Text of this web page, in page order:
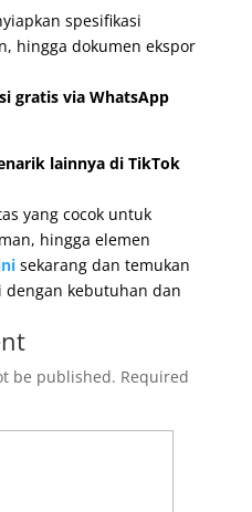
spesifikasi
hingga dokumen ekspor
gratis via WhatsApp
lainnya di TikTok
yang cocok untuk
hingga elemen
sekarang dan temukan
dengan kebutuhan dan
be published. Required